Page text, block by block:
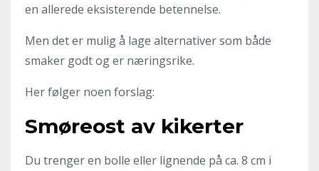
en allerede eksisterende betennelse.
Men det er mulig å lage alternativer som både
smaker godt og er næringsrike.
Her følger noen forslag:
Smøreost av kikerter
Du trenger en bolle eller lignende på ca. 8 cm i